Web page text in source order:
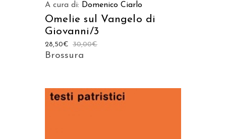
A cura di: Domenico Ciarlo
Omelie sul Vangelo di
Giovanni/3
30,00€
28,50€
Brossura